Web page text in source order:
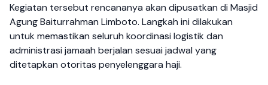
Kegiatan tersebut rencananya akan dipusatkan di Masjid
Agung Baiturrahman Limboto. Langkah ini dilakukan
untuk memastikan seluruh koordinasi logistik dan
administrasi jamaah berjalan sesuai jadwal yang
ditetapkan otoritas penyelenggara haji.